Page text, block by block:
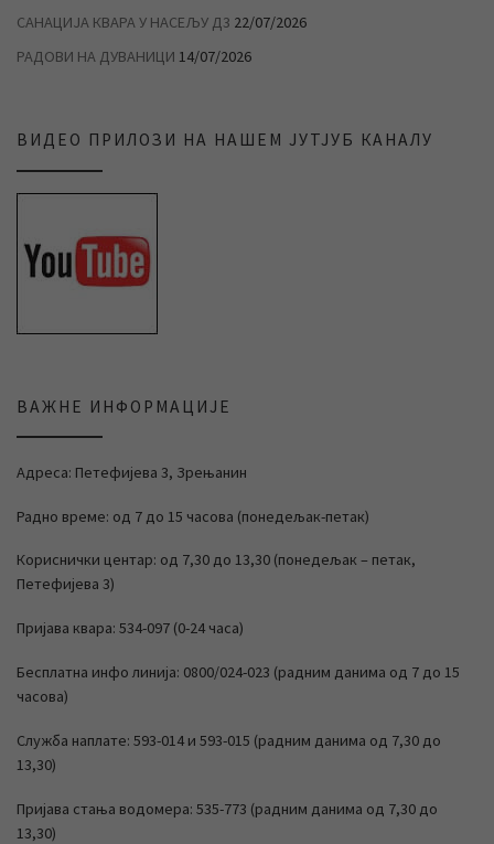
САНАЦИЈА КВАРА У НАСЕЉУ Д3 22/07/2026
РАДОВИ НА ДУВАНИЦИ 14/07/2026
ВИДЕО ПРИЛОЗИ НА НАШЕМ ЈУТЈУБ КАНАЛУ
ВАЖНЕ ИНФОРМАЦИЈЕ
Адреса: Петефијева 3, Зрењанин
Радно време: од 7 до 15 часова (понедељак-петак)
Кориснички центар: од 7,30 до 13,30 (понедељак – петак,
Петефијева 3)
Пријава квара: 534-097 (0-24 часа)
Бесплатна инфо линија: 0800/024-023 (радним данима од 7 до 15
часова)
Служба наплате: 593-014 и 593-015 (радним данима од 7,30 до
13,30)
Пријава стања водомера: 535-773 (радним данима од 7,30 до
13,30)